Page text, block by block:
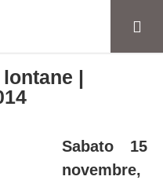
|
Sabato 15
novembre,